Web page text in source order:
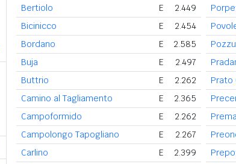
Bertiolo
E
2.449
Bicinicco
E
2.454
Bordano
E
2.585
Buja
E
2.497
Buttrio
E
2.262
Camino al Tagliamento
E
2.365
Campoformido
E
2.262
Campolongo Tapogliano
E
2.267
Carlino
E
2.399
Prato